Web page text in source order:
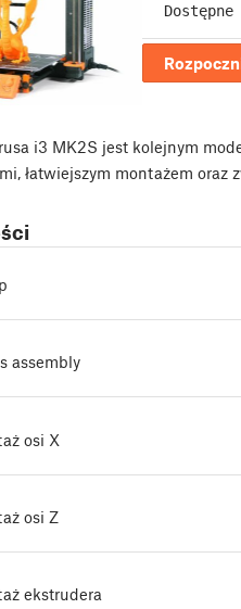
i3 MK2S jest kolejnym
łatwiejszym montażem oraz
assembly
osi X
osi Z
ekstrudera